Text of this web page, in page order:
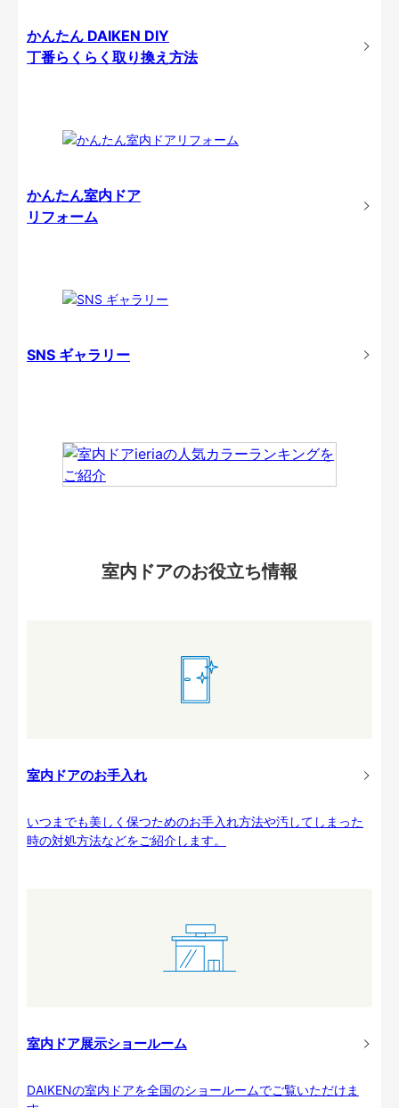
かんたん DAIKEN DIY
丁番らくらく取り換え方法
かんたん室内ドア
リフォーム
SNS ギャラリー
室内ドアのお役立ち情報
室内ドアのお手入れ
いつまでも美しく保つためのお手入れ方法や汚してしまった
時の対処方法などをご紹介します。
室内ドア展示ショールーム
DAIKENの室内ドアを全国のショールームでご覧いただけま